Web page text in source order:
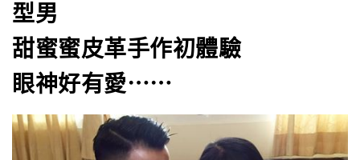
型男
甜蜜蜜皮革手作初體驗
眼神好有愛⋯⋯